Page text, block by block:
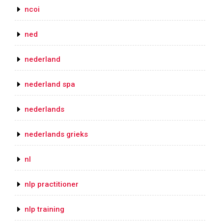
ncoi
ned
nederland
nederland spa
nederlands
nederlands grieks
nl
nlp practitioner
nlp training